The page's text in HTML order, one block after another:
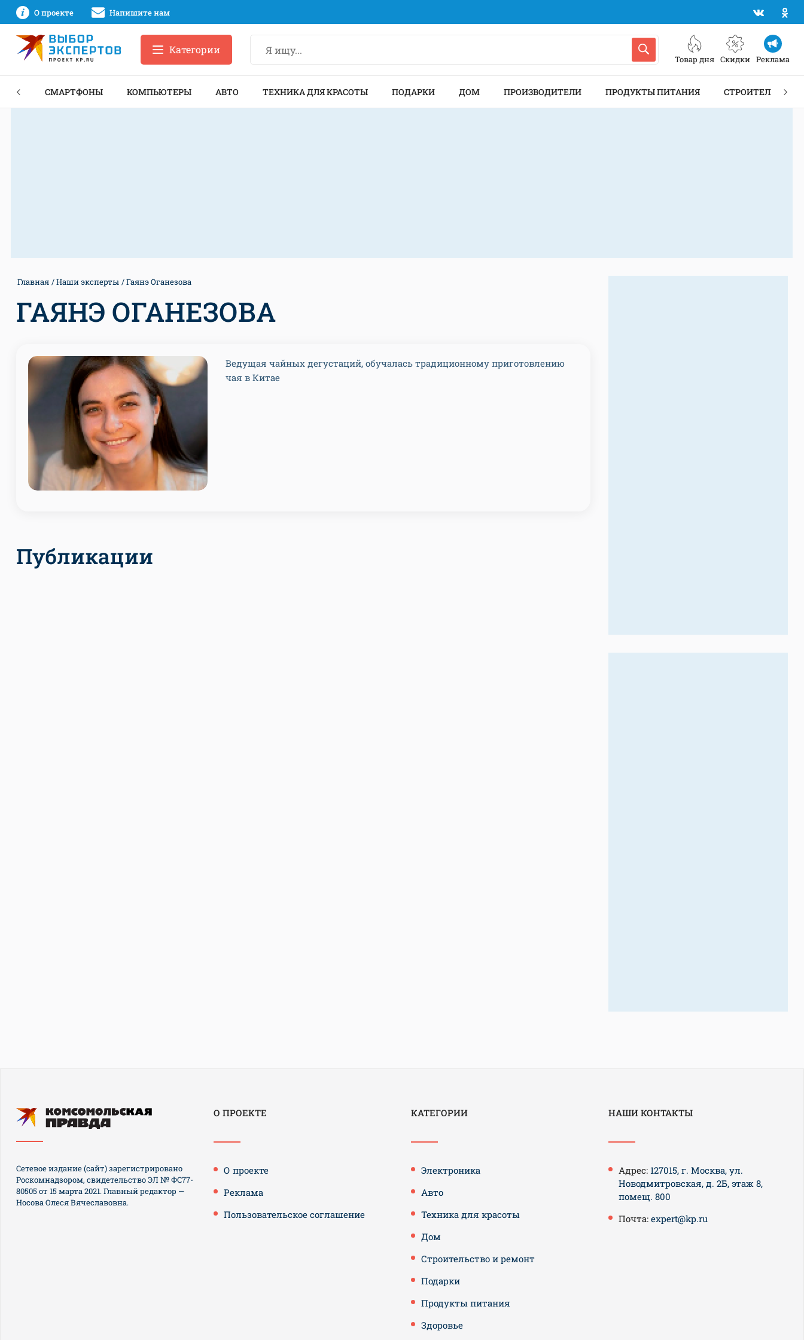
О проекте Напишите нам
Товар дня Скидки Реклама
Категории
СМАРТФОНЫ КОМПЬЮТЕРЫ АВТО ТЕХНИКА ДЛЯ КРАСОТЫ ПОДАРКИ ДОМ ПРОИЗВОДИТЕЛИ ПРОДУКТЫ ПИТАНИЯ СТРОИТЕЛЬСТВО
Главная Наши эксперты Гаянэ Оганезова
ГАЯНЭ ОГАНЕЗОВА
Ведущая чайных дегустаций, обучалась традиционному приготовлению
чая в Китае
Публикации
О ПРОЕКТЕ
О проекте
Реклама
Пользовательское соглашение
КАТЕГОРИИ
Электроника
Авто
Техника для красоты
Дом
Строительство и ремонт
Подарки
Продукты питания
Здоровье
НАШИ КОНТАКТЫ
Адрес: 127015, г. Москва, ул.
Новодмитровская, д. 2Б, этаж 8,
помещ. 800
Почта: expert@kp.ru
Сетевое издание (сайт) зарегистрировано
Роскомнадзором, свидетельство ЭЛ № ФС77-
80505 от 15 марта 2021. Главный редактор —
Носова Олеся Вячеславовна.